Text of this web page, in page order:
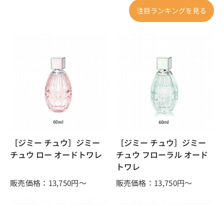
注目ランキングを見る
［ジミー チュウ］ジミー
チュウ ロー オードトワレ
販売価格：13,750円～
［ジミー チュウ］ジミー
チュウ フローラル オード
トワレ
販売価格：13,750円～